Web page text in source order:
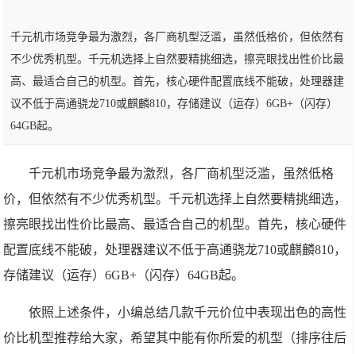
千元机市场竞争最为激烈，各厂商机型泛滥，虽然低格价，但依然有
不少优秀机型。千元机选择上自然要精挑细选，擦亮眼找出性价比最
高、最适合自己的机型。首先，核心硬件配置底线不能破，处理器建
议不低于高通骁龙710或麒麟810，存储建议（运存）6GB+（闪存）
64GB起。
千元机市场竞争最为激烈，各厂商机型泛滥，虽然低格
价，但依然有不少优秀机型。千元机选择上自然要精挑细选，
擦亮眼找出性价比最高、最适合自己的机型。首先，核心硬件
配置底线不能破，处理器建议不低于高通骁龙710或麒麟810，
存储建议（运存）6GB+（闪存）64GB起。
依照上述条件，小编总结几款千元价位中表现出色的高性
价比机型推荐给大家，希望其中能有你所爱的机型（排序往后